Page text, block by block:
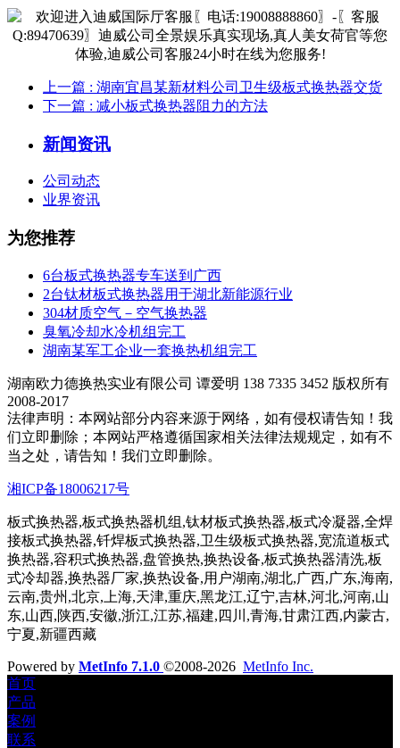
上一篇 : 湖南宜昌某新材料公司卫生级板式换热器交货
下一篇 : 减小板式换热器阻力的方法
新闻资讯
公司动态
业界资讯
为您推荐
6台板式换热器专车送到广西
2台钛材板式换热器用于湖北新能源行业
304材质空气－空气换热器
臭氧冷却水冷机组完工
湖南某军工企业一套换热机组完工
湖南欧力德换热实业有限公司 谭爱明 138 7335 3452 版权所有
2008-2017
法律声明：本网站部分内容来源于网络，如有侵权请告知！我
们立即删除；本网站严格遵循国家相关法律法规规定，如有不
当之处，请告知！我们立即删除。
湘ICP备18006217号
板式换热器,板式换热器机组,钛材板式换热器,板式冷凝器,全焊
接板式换热器,钎焊板式换热器,卫生级板式换热器,宽流道板式
换热器,容积式换热器,盘管换热,换热设备,板式换热器清洗,板
式冷却器,换热器厂家,换热设备,用户湖南,湖北,广西,广东,海南,
云南,贵州,北京,上海,天津,重庆,黑龙江,辽宁,吉林,河北,河南,山
东,山西,陕西,安徽,浙江,江苏,福建,四川,青海,甘肃江西,内蒙古,
宁夏,新疆西藏
Powered by MetInfo 7.1.0 ©2008-2026 MetInfo Inc.
首页
产品
案例
联系